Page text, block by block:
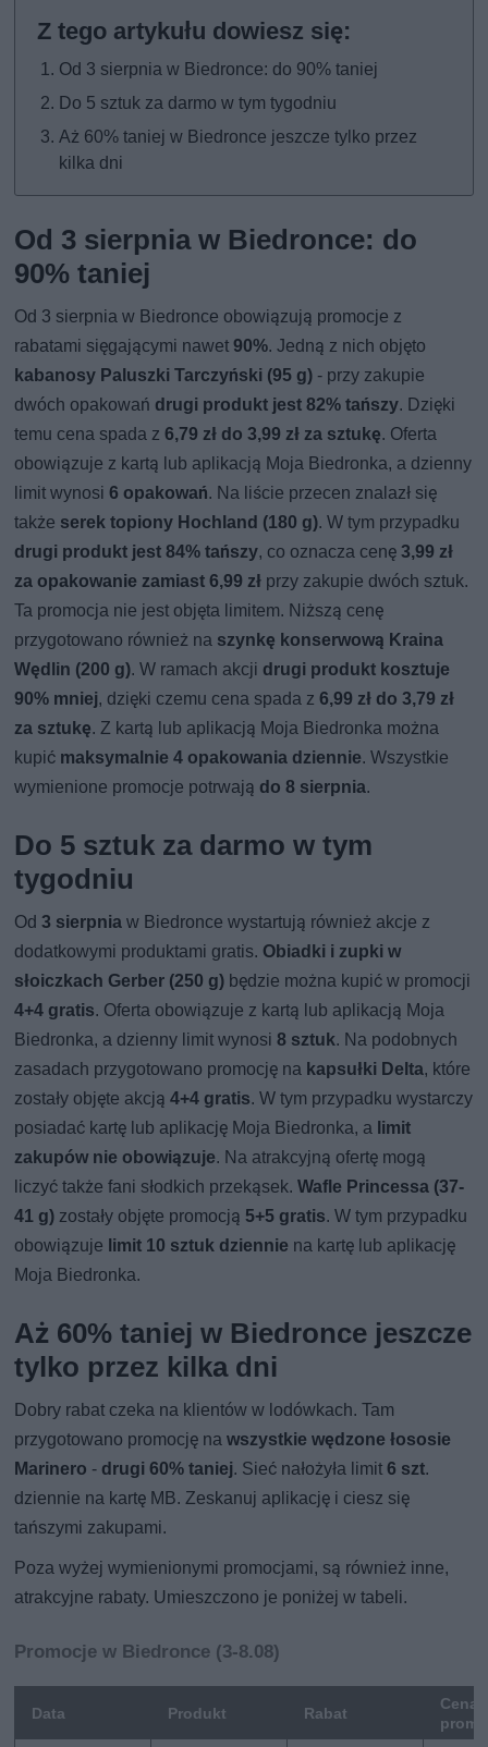
Od 3 sierpnia w Biedronce: do 90% taniej
Do 5 sztuk za darmo w tym tygodniu
Aż 60% taniej w Biedronce jeszcze tylko przez
kilka dni
Od 3 sierpnia w Biedronce: do
90% taniej
Od 3 sierpnia w Biedronce obowiązują promocje z
rabatami sięgającymi nawet90%. Jedną z nich objęto
kabanosy Paluszki Tarczyński (95 g) - przy zakupie
dwóch opakowań drugi produkt jest 82% tańszy. Dzięki
temu cena spada z6,79 zł do 3,99 zł za sztukę. Oferta
obowiązuje z kartą lub aplikacją Moja Biedronka, a dzienny
limit wynosi6 opakowań. Na liście przecen znalazł się
także serek topiony Hochland (180 g). W tym przypadku
drugi produkt jest 84% tańszy, co oznacza cenę3,99 zł
za opakowanie zamiast 6,99 zł przy zakupie dwóch sztuk.
Ta promocja nie jest objęta limitem. Niższą cenę
przygotowano również na szynkę konserwową Kraina
Wędlin (200 g). W ramach akcji drugi produkt kosztuje
90% mniej, dzięki czemu cena spada z6,99 zł do 3,79 zł
za sztukę. Z kartą lub aplikacją Moja Biedronka można
kupić maksymalnie 4 opakowania dziennie. Wszystkie
wymienione promocje potrwają do 8 sierpnia.
Do 5 sztuk za darmo w tym
tygodniu
Od3 sierpnia w Biedronce wystartują również akcje z
dodatkowymi produktami gratis. Obiadki i zupki w
słoiczkach Gerber (250 g) będzie można kupić w promocji
4+4 gratis. Oferta obowiązuje z kartą lub aplikacją Moja
Biedronka, a dzienny limit wynosi8 sztuk. Na podobnych
zasadach przygotowano promocję na kapsułki Delta, które
zostały objęte akcją4+4 gratis. W tym przypadku wystarczy
posiadać kartę lub aplikację Moja Biedronka, a limit
zakupów nie obowiązuje. Na atrakcyjną ofertę mogą
liczyć także fani słodkich przekąsek.Wafle Princessa (37-
41 g) zostały objęte promocją 5+5 gratis. W tym przypadku
obowiązuje limit 10 sztuk dziennie na kartę lub aplikację
Moja Biedronka.
Aż 60% taniej w Biedronce jeszcze
tylko przez kilka dni
Dobry rabat czeka na klientów w lodówkach. Tam
przygotowano promocję nawszystkie wędzone łososie
Marinero - drugi 60% taniej. Sieć nałożyła limit6 szt.
dziennie na kartę MB. Zeskanuj aplikację i ciesz się
tańszymi zakupami.
Poza wyżej wymienionymi promocjami, są również inne,
atrakcyjne rabaty. Umieszczono je poniżej w tabeli.
Promocje w Biedronce (3-8.08)
Data Produkt Rabat
Cena